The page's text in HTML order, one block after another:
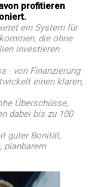
profitieren
ein System für
die ohne
investieren
- von Finanzierung
einen klaren,
Überschüsse,
dabei bis zu 100
guter Bonität,
planbarem